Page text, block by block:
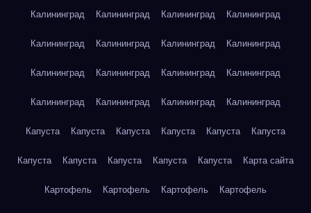
Калининград Калининград Калининград Калининград
Калининград Калининград Калининград Калининград
Калининград Калининград Калининград Калининград
Калининград Калининград Калининград Калининград
Капуста Капуста Капуста Капуста Капуста Капуста
Капуста Капуста Капуста Капуста Капуста Карта сайта
Картофель Картофель Картофель Картофель